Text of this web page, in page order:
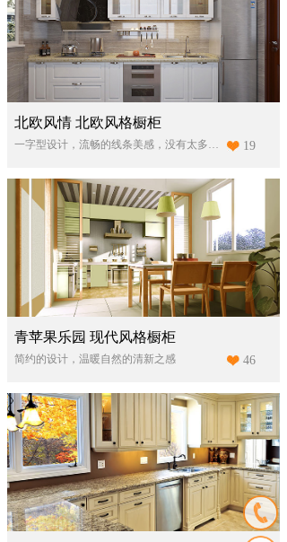
北欧风情 北欧风格橱柜
19
青苹果乐园 现代风格橱柜
46
简约的设计，温暖自然的清新之感